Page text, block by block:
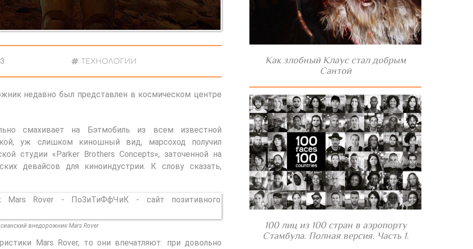
ТЕХНОЛОГИИ
недавно был представлен в космическом центре
смахивает на Бэтмобиль из всем известной
уж слишком киношный вид, марсоход получил
студии «Parker Brothers Concepts», заточенной на
девайсов для киноиндустрии. К слову сказать,
внедорожник Mars Rover
Mars Rover, то они впечатляют: при довольно
Как злобный Клаус стал добрым
Сантой
100 лиц из 100 стран в аэропорту
Стамбула. Полная версия. Часть 1.